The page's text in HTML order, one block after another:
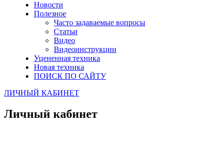
Новости
Полезное
Часто задаваемые вопросы
Статьи
Видео
Видеоинструкции
Уцененная техника
Новая техника
ПОИСК ПО САЙТУ
ЛИЧНЫЙ КАБИНЕТ
Личный кабинет